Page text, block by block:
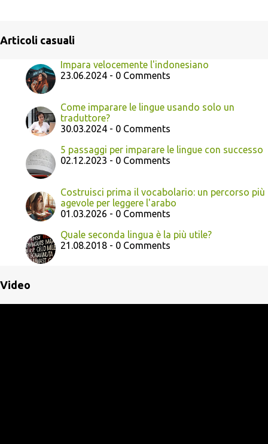
Articoli casuali
Impara velocemente l'indonesiano
23.06.2024 - 0 Comments
Come imparare le lingue usando solo un
traduttore?
30.03.2024 - 0 Comments
5 passaggi per imparare le lingue con successo
02.12.2023 - 0 Comments
Costruisci prima il vocabolario: un percorso più
agevole per leggere l'arabo
01.03.2026 - 0 Comments
Quale seconda lingua è la più utile?
21.08.2018 - 0 Comments
Video